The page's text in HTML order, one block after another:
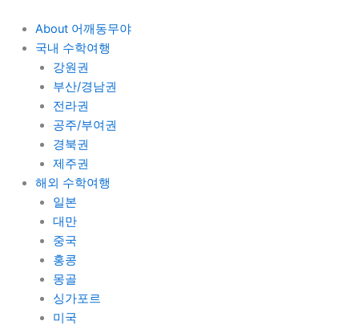
About 어깨동무야
국내 수학여행
강원권
부산/경남권
전라권
공주/부여권
경북권
제주권
해외 수학여행
일본
대만
중국
홍콩
몽골
싱가포르
미국